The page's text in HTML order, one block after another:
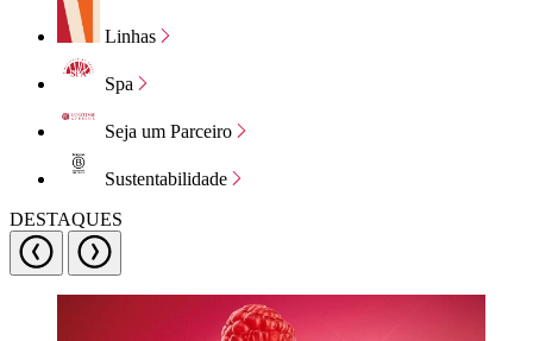
Linhas
Spa
Seja um Parceiro
Sustentabilidade
DESTAQUES